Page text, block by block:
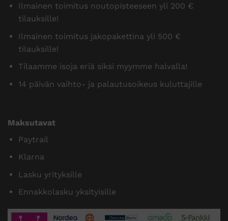
Ilmainen toimitus noutopisteeseen yli 200 €
tilauksille!
Ilmainen toimitus jakopakettina yli 500 €
tilauksille!
Tilaamme isoja eriä siksi myymme halvalla!
14 päivän vaihto- ja palautusoikeus kuluttajille
Maksutavat
Paytrail
Klarna
Lasku yrityksille
Ennakkolasku yksityisille